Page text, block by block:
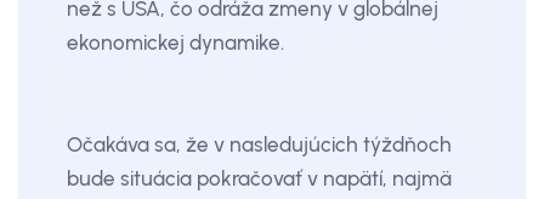
než s USA, čo odráža zmeny v globálnej
ekonomickej dynamike.
Očakáva sa, že v nasledujúcich týždňoch
bude situácia pokračovať v napätí, najmä